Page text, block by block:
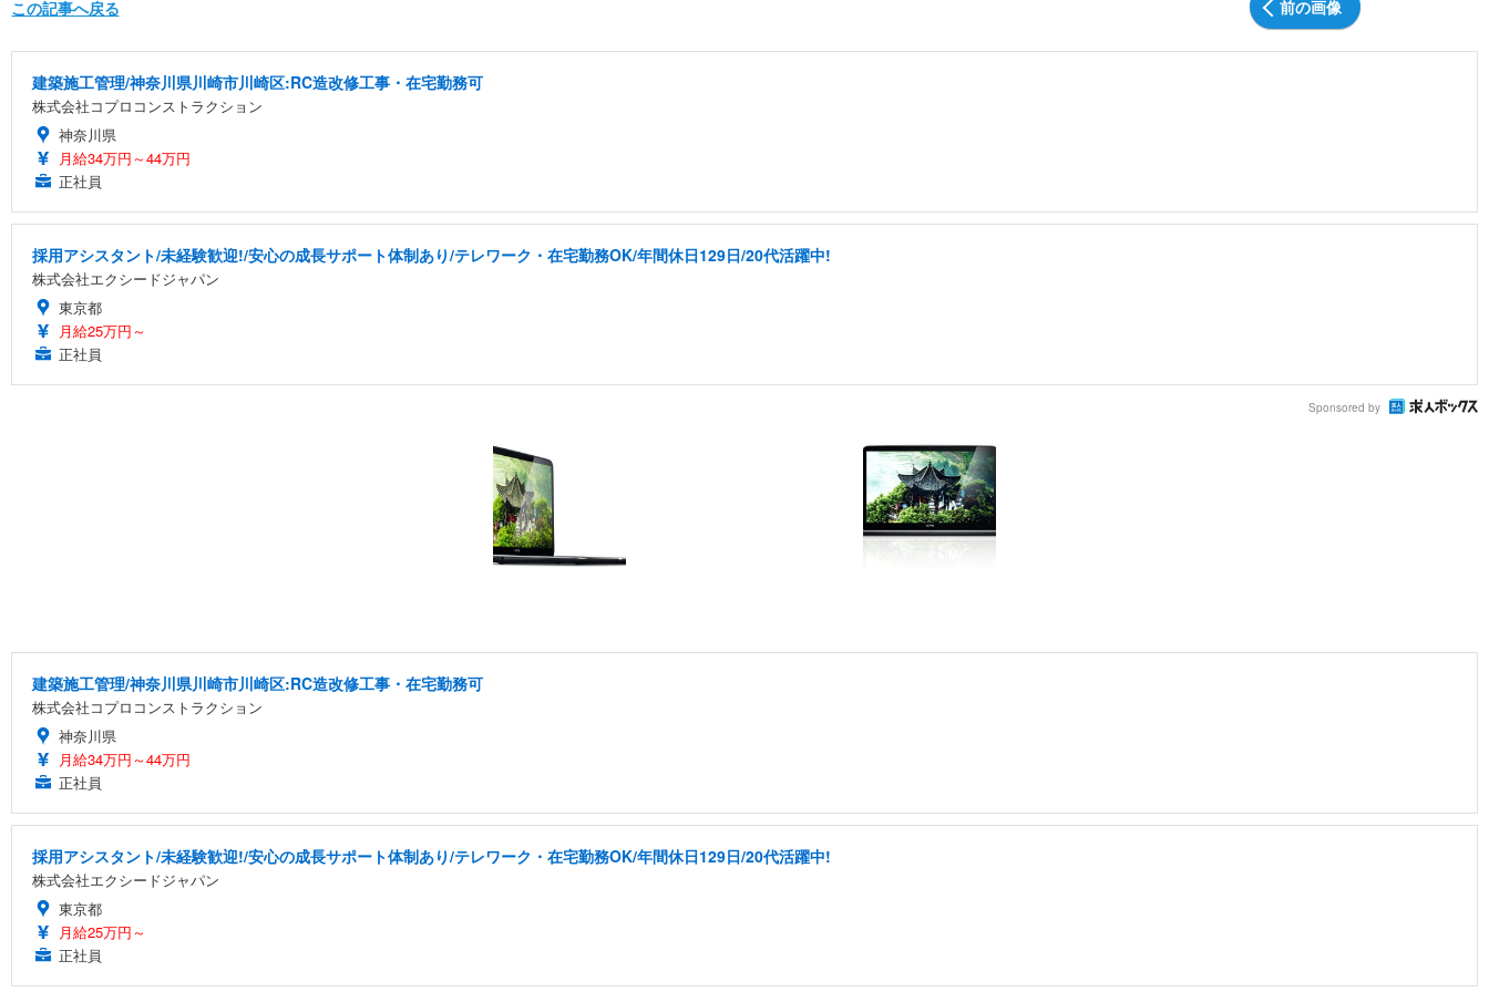
前の画像
この記事へ戻る
建築施工管理/神奈川県川崎市川崎区:RC造改修工事・在宅勤務可
株式会社コプロコンストラクション
神奈川県
月給34万円～44万円
正社員
採用アシスタント/未経験歓迎!/安心の成長サポート体制あり/テレワーク・在宅勤務OK/年間休日129日/20代活躍中!
株式会社エクシードジャパン
東京都
月給25万円～
正社員
Sponsored by
建築施工管理/神奈川県川崎市川崎区:RC造改修工事・在宅勤務可
株式会社コプロコンストラクション
神奈川県
月給34万円～44万円
正社員
採用アシスタント/未経験歓迎!/安心の成長サポート体制あり/テレワーク・在宅勤務OK/年間休日129日/20代活躍中!
株式会社エクシードジャパン
東京都
月給25万円～
正社員